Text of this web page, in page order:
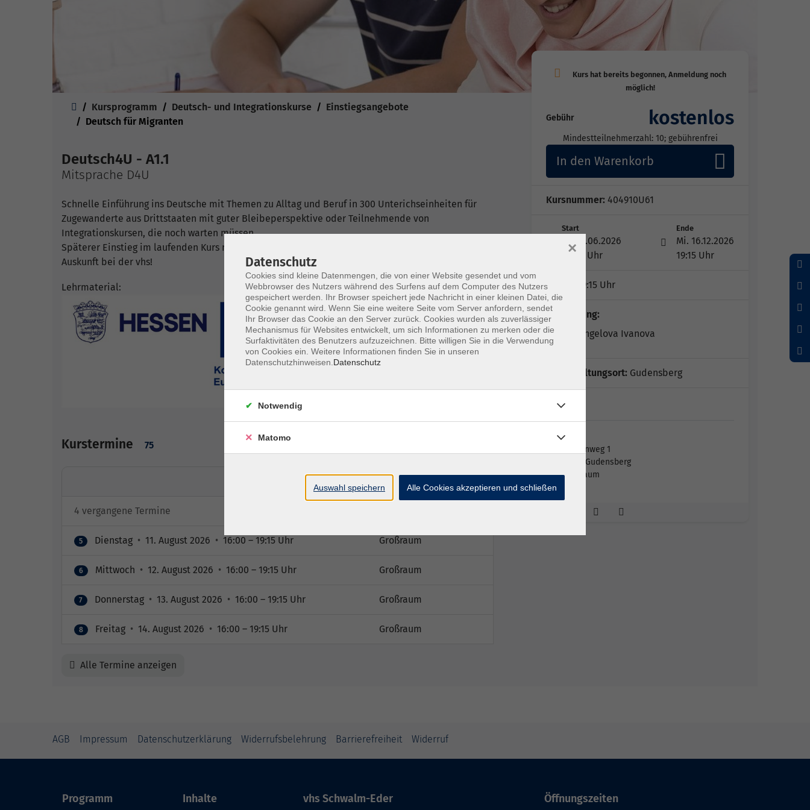
Kursprogramm Deutsch- und Integrationskurse
Einstiegsangebote
Deutsch für Migranten
Deutsch4U - A1.1
Mitsprache D4U
Schnelle Einführung ins Deutsche mit Themen zu Alltag und Beruf in 300 Unterichseinheiten für
Zugewanderte aus Drittstaaten mit guter Bleibeperspektive oder Teilnehmende von
Integrationskursen, die noch warten müssen
Späterer Einstieg im laufenden Kurs nach Rücksprache möglich.
Auskunft bei der vhs!
Lehrmaterial:
Kurstermine 75
4 vergangene Termine
5 Dienstag • 11. August 2026 • 16:00 – 19:15 Uhr Großraum
6 Mittwoch • 12. August 2026 • 16:00 – 19:15 Uhr Großraum
7 Donnerstag • 13. August 2026 • 16:00 – 19:15 Uhr Großraum
8 Freitag • 14. August 2026 • 16:00 – 19:15 Uhr Großraum
Alle Termine anzeigen
Gebühr kostenlos
Mindestteilnehmerzahl: 10; gebührenfrei
In den Warenkorb
Kursnummer: 404910U61
Start
Di. 23.06.2026
16:00 Uhr
Ende
Mi. 16.12.2026
19:15 Uhr
16:00 - 19:15 Uhr
Kursleitung:
Ivelina Angelova Ivanova
Veranstaltungsort: Gudensberg
G1
G1
Grabenweg 1
34281 Gudensberg
Großraum
AGB Impressum Datenschutzerklärung Widerrufsbelehrung Barrierefreiheit Widerruf
Programm Inhalte vhs Schwalm-Eder Öffnungszeiten
Datenschutz
Cookies sind kleine Datenmengen, die von einer Website gesendet und vom
Webbrowser des Nutzers während des Surfens auf dem Computer des Nutzers
gespeichert werden. Ihr Browser speichert jede Nachricht in einer kleinen Datei, die
Cookie genannt wird. Wenn Sie eine weitere Seite vom Server anfordern, sendet
Ihr Browser das Cookie an den Server zurück. Cookies wurden als zuverlässiger
Mechanismus für Websites entwickelt, um sich Informationen zu merken oder die
Surfaktivitäten des Benutzers aufzuzeichnen. Bitte willigen Sie in die Verwendung
von Cookies ein. Weitere Informationen finden Sie in unseren
Datenschutzhinweisen. Datenschutz
×
Notwendig
Matomo
Auswahl speichern Alle Cookies akzeptieren und schließen